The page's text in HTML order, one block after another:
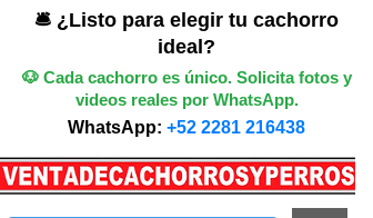
🛎️ ¿Listo para elegir tu cachorro
ideal?
🐶 Cada cachorro es único. Solicita fotos y
videos reales por WhatsApp.
WhatsApp: +52 2281 216438